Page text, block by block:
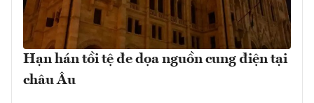
Hạn hán tồi tệ đe dọa nguồn cung điện tại
châu Âu